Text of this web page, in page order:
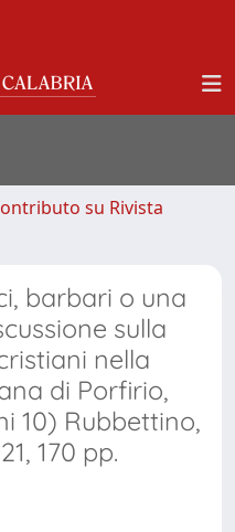
su Rivista
barbari o una
sulla
nella
di Porfirio,
10) Rubbettino,
170 pp.